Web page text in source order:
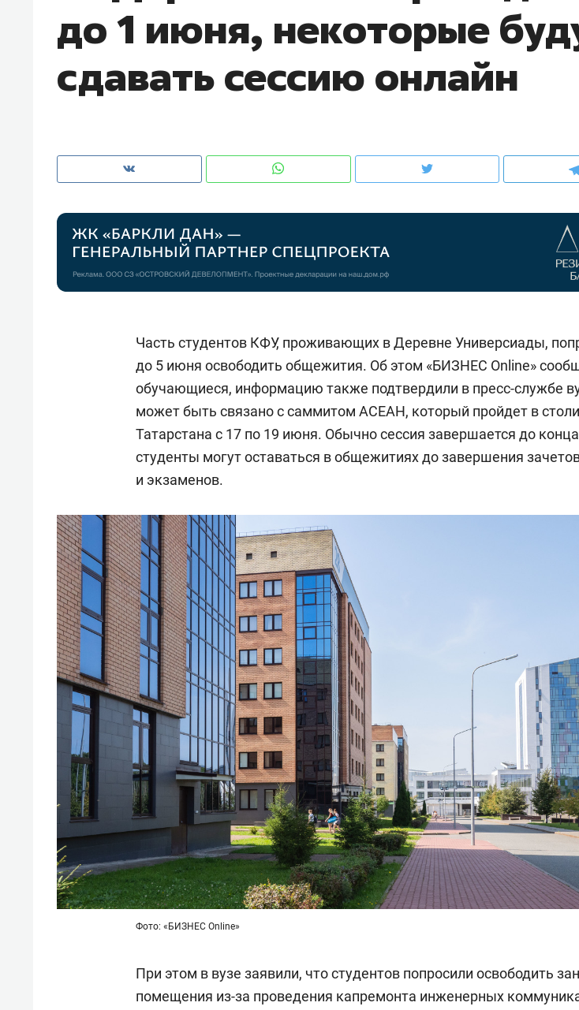
до 1 июня, некоторые
сдавать сессию онлайн
Часть студентов КФУ, проживающих в Деревне Универсиады,
до 5 июня освободить общежития. Об этом «БИЗНЕС Online»
обучающиеся, информацию также подтвердили в пресс-службе
может быть связано с саммитом АСЕАН, который пройдет в
Татарстана с 17 по 19 июня. Обычно сессия завершается до
студенты могут оставаться в общежитиях до завершения
и экзаменов.
Фото: «БИЗНЕС Online»
При этом в вузе заявили, что студентов попросили освободить
помещения из-за проведения капремонта инженерных
чем интересен Оман?
о трехкратном росте цен, дотошных
клиентах и чудных запросах мастеров
комфорта под Казанью
безопасность в ЖК «Нова»
с